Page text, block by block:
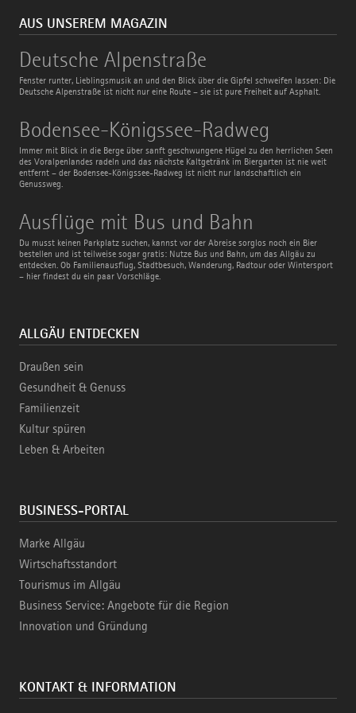
AUS UNSEREM MAGAZIN
Deutsche Alpenstraße
Fenster runter, Lieblingsmusik an und den Blick über die Gipfel schweifen lassen: Die
Deutsche Alpenstraße ist nicht nur eine Route – sie ist pure Freiheit auf Asphalt.
Deutsche
Alpenstraße
Bodensee-Königssee-Radweg
Immer mit Blick in die Berge über sanft geschwungene Hügel zu den herrlichen Seen
des Voralpenlandes radeln und das nächste Kaltgetränk im Biergarten ist nie weit
entfernt – der Bodensee-Königssee-Radweg ist nicht nur landschaftlich ein
Genussweg.
Bodensee-
Königssee-
Radweg
Ausflüge mit Bus und Bahn
Du musst keinen Parkplatz suchen, kannst vor der Abreise sorglos noch ein Bier
bestellen und ist teilweise sogar gratis: Nutze Bus und Bahn, um das Allgäu zu
entdecken. Ob Familienausflug, Stadtbesuch, Wanderung, Radtour oder Wintersport
– hier findest du ein paar Vorschläge.
Ausflüge
mit
Bus
und
Bahn
ALLGÄU ENTDECKEN
Draußen sein
Gesundheit & Genuss
Familienzeit
Kultur spüren
Leben & Arbeiten
BUSINESS-PORTAL
Marke Allgäu
Wirtschaftsstandort
Tourismus im Allgäu
Business Service: Angebote für die Region
Innovation und Gründung
KONTAKT & INFORMATION